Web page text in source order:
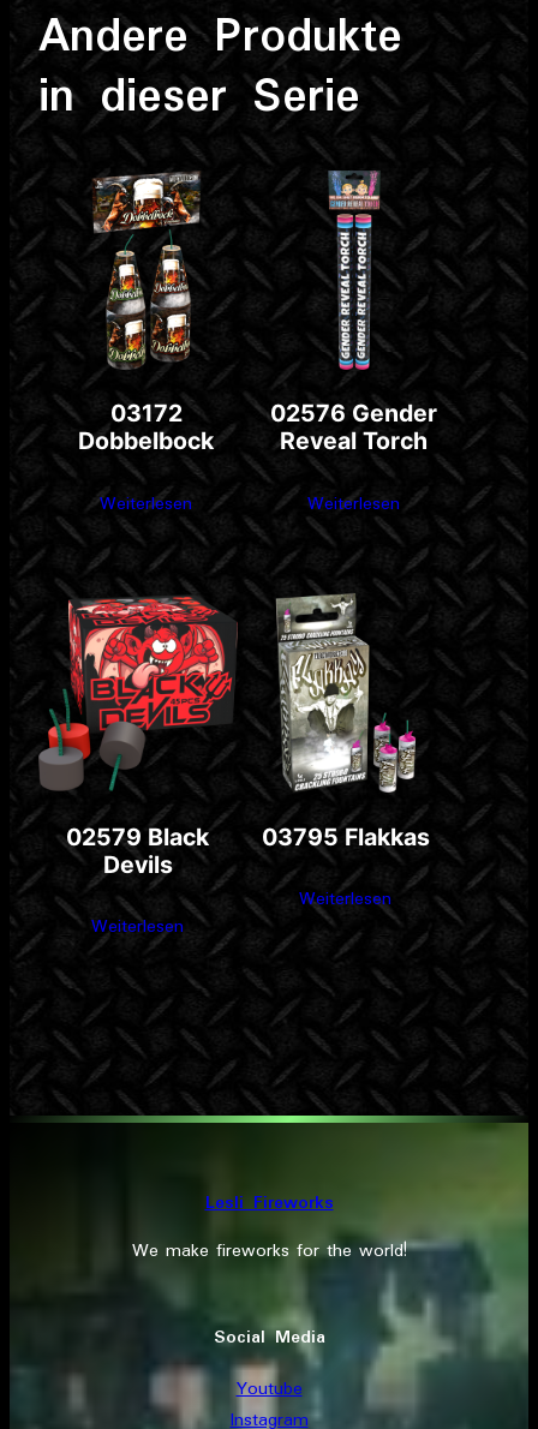
Andere Produkte
in dieser Serie
03172
Dobbelbock
Weiterlesen
02576 Gender
Reveal Torch
Weiterlesen
02579 Black
Devils
Weiterlesen
03795 Flakkas
Weiterlesen
Lesli Fireworks
We make fireworks for the world!
Social Media
Youtube
Instagram